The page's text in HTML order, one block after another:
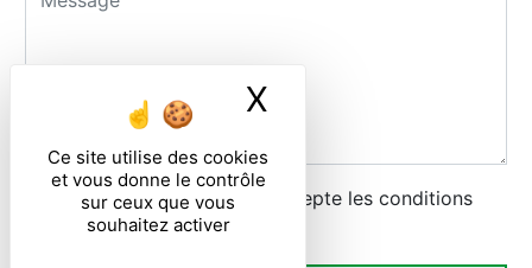
Ce site utilise des cookies
et vous donne le contrôle
sur ceux que vous
souhaitez activer
X
En cochant cette case, j'accepte les conditions
particulières ci-dessous **